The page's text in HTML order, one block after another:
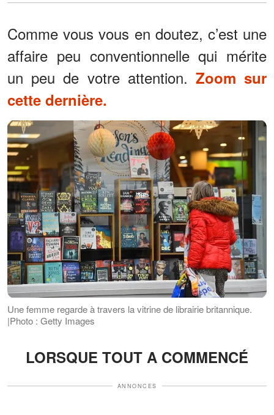
Comme vous vous en doutez, c’est une
affaire peu conventionnelle qui mérite
un peu de votre attention. Zoom sur
cette dernière.
Une femme regarde à travers la vitrine de librairie britannique.
|Photo : Getty Images
LORSQUE TOUT A COMMENCÉ
ANNONCES